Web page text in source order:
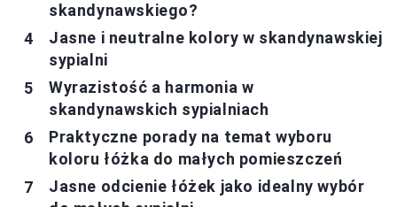
skandynawskiego?
Jasne i neutralne kolory w skandynawskiej
sypialni
Wyrazistość a harmonia w
skandynawskich sypialniach
Praktyczne porady na temat wyboru
koloru łóżka do małych pomieszczeń
Jasne odcienie łóżek jako idealny wybór